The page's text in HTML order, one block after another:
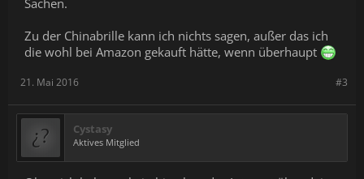
Sachen.
Zu der Chinabrille kann ich nichts sagen, außer das ich
die wohl bei Amazon gekauft hätte, wenn überhaupt
#3
21. Mai 2016
Cystasy
Aktives Mitglied